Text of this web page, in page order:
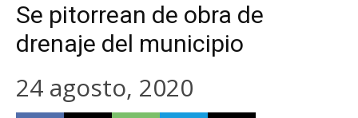
Se pitorrean de obra de
drenaje del municipio
24 agosto, 2020